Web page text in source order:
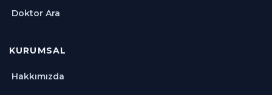
Doktor Ara
KURUMSAL
Hakkımızda